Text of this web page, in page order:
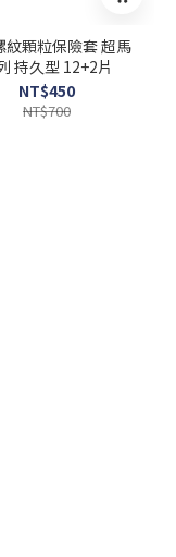
紋顆粒保險套 超馬
持久型 12+2片
NT$450
NT$700